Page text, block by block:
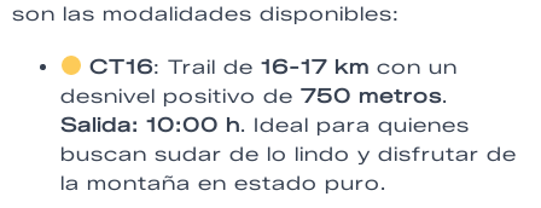
son las modalidades disponibles:
CT16: Trail de16-17 km con un
desnivel positivo de 750 metros.
Salida: 10:00 h. Ideal para quienes
buscan sudar de lo lindo y disfrutar de
la montaña en estado puro.